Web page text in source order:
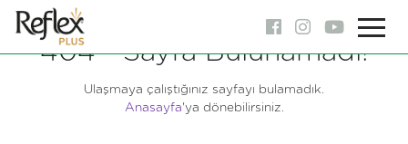
404 - Sayfa Bulunamadı!
Ulaşmaya çalıştığınız sayfayı bulamadık.
Anasayfa'ya dönebilirsiniz.